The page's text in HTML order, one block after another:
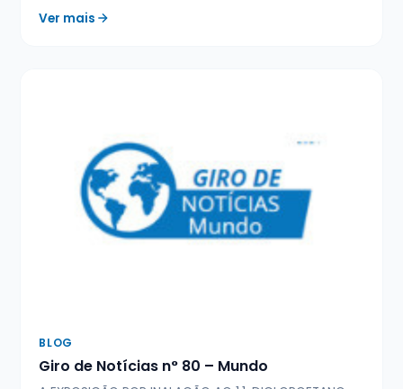
Ver mais
BLOG
Giro de Notícias n° 80 – Mundo